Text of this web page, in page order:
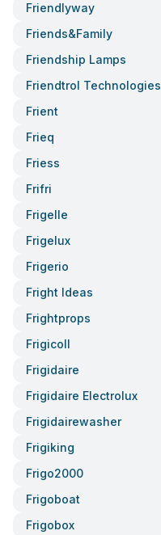
Friendlyway
Friends&family
Friendship Lamps
Friendtrol Technologies
Frient
Frieq
Friess
Frifri
Frigelle
Frigelux
Frigerio
Fright Ideas
Frightprops
Frigicoll
Frigidaire
Frigidaire Electrolux
Frigidairewasher
Frigiking
Frigo2000
Frigoboat
Frigobox